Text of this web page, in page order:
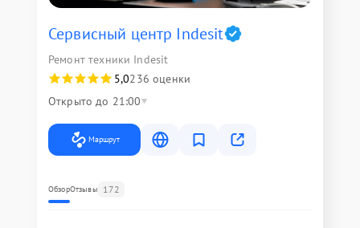
Сервисный центр Indesit
Ремонт техники Indesit
5,0236 оценки
Открыто до 21:00
Маршрут
ОбзорОтзывы 172